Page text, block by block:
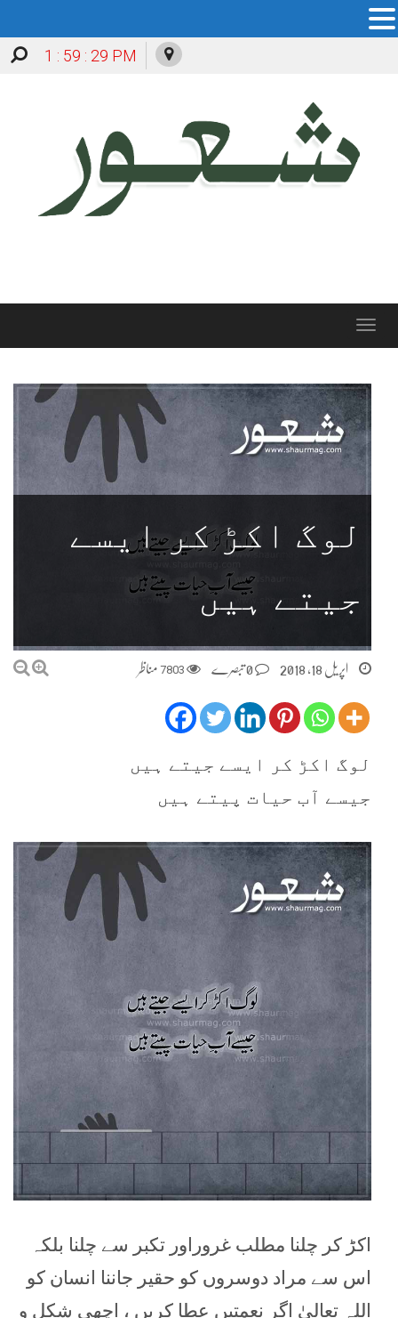
1 : 59 : 31 PM
Toggle
لوگ اکڑ کر ایسے
جیتے ہیں
اپریل 18, 2018 7803 مناظر
لوگ اکڑ کر ایسے جیتے ہیں
جیسے آب حیات پیتے ہیں
اکڑ کر چلنا مطلب غروراور تکبر سے چلنا بلکہ
اس سے مراد دوسروں کو حقیر جاننا انسان کو
اللہ تعالیٰ اگر نعمتیں عطا کریں ، اچھی شکل و